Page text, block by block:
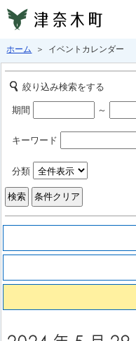
ホーム ＞ イベントカレンダー
絞り込み検索をする
期間 ～
キーワード
分類